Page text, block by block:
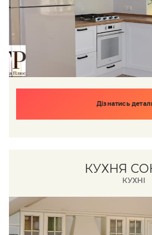
Дізнатись
КУХНЯ
КУХНІ